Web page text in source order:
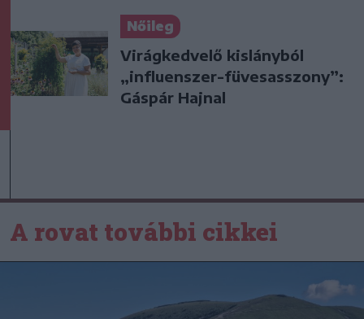
Nőileg
Virágkedvelő kislányból
„influenszer-füvesasszony”:
Gáspár Hajnal
A rovat további cikkei